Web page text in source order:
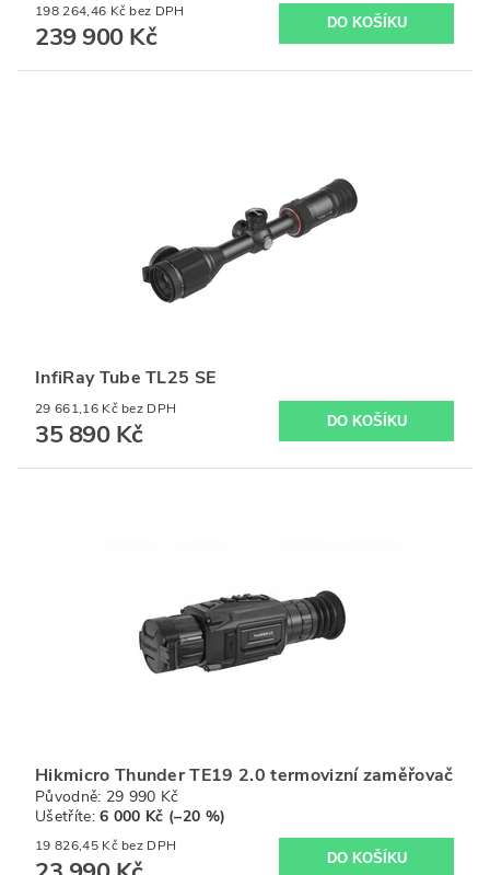
198 264,46 Kč bez DPH
239 900 Kč
InfiRay Tube TL25 SE
29 661,16 Kč bez DPH
35 890 Kč
Hikmicro Thunder TE19 2.0 termovizní zaměřovač
Původně: 29 990 Kč
Ušetříte:6 000 Kč (–20 %)
19 826,45 Kč bez DPH